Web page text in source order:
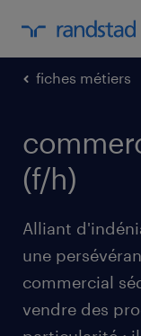
fiches métiers
(f/h)
Alliant
une
commercial
vendre des